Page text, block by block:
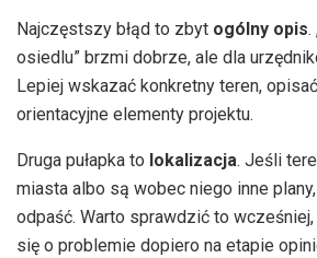
Najczęstszy błąd to zbyt ogólny opis.
osiedlu” brzmi dobrze, ale dla
Lepiej wskazać konkretny teren,
orientacyjne elementy projektu.
Druga pułapka to lokalizacja. Jeśli
miasta albo są wobec niego inne
odpaść. Warto sprawdzić to
się o problemie dopiero na etapie